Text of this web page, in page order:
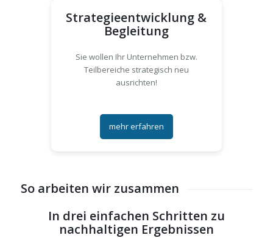
Strategieentwicklung &
Begleitung
Sie wollen Ihr Unternehmen bzw.
Teilbereiche strategisch neu
ausrichten!
mehr erfahren
So arbeiten wir zusammen
In drei einfachen Schritten zu
nachhaltigen Ergebnissen